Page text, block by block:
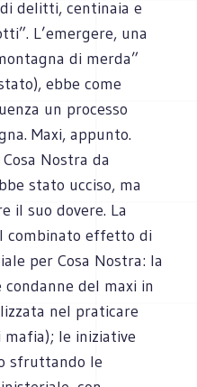
delitti, centinaia e
L’emergere, una
di merda”
ebbe come
un processo
Maxi, appunto.
Nostra da
stato ucciso, ma
il suo dovere. La
combinato effetto di
per Cosa Nostra: la
del maxi in
nel praticare
mafia); le iniziative
sfruttando le